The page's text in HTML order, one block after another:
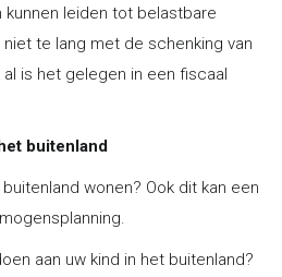
leiden tot belastbare
te lang met de schenking van
is het gelegen in een fiscaal
buitenland
wonen? Ook dit kan een
aan uw kind in het buitenland?